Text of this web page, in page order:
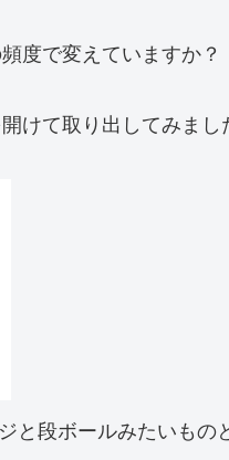
度で変えていますか？
けて取り出してみまし
段ボールみたいもの